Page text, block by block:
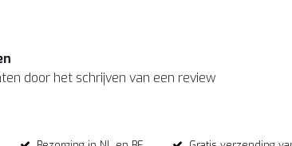
door het schrijven van een review